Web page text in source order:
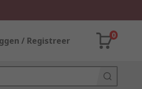
/ Registreer
0